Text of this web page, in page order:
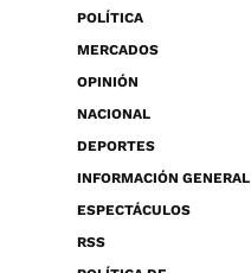
POLÍTICA
MERCADOS
OPINIÓN
NACIONAL
DEPORTES
INFORMACIÓN GENERAL
ESPECTÁCULOS
RSS